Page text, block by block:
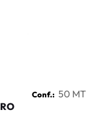
Conf.: 50 MT